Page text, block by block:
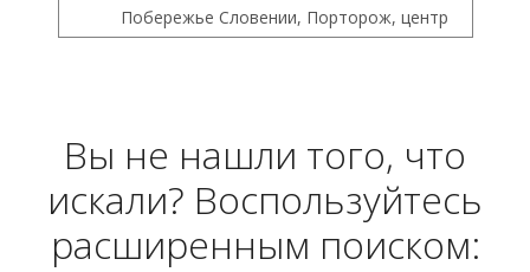
Побережье Словении, Порторож, центр
Вы не нашли того, что
искали? Воспользуйтесь
расширенным поиском: